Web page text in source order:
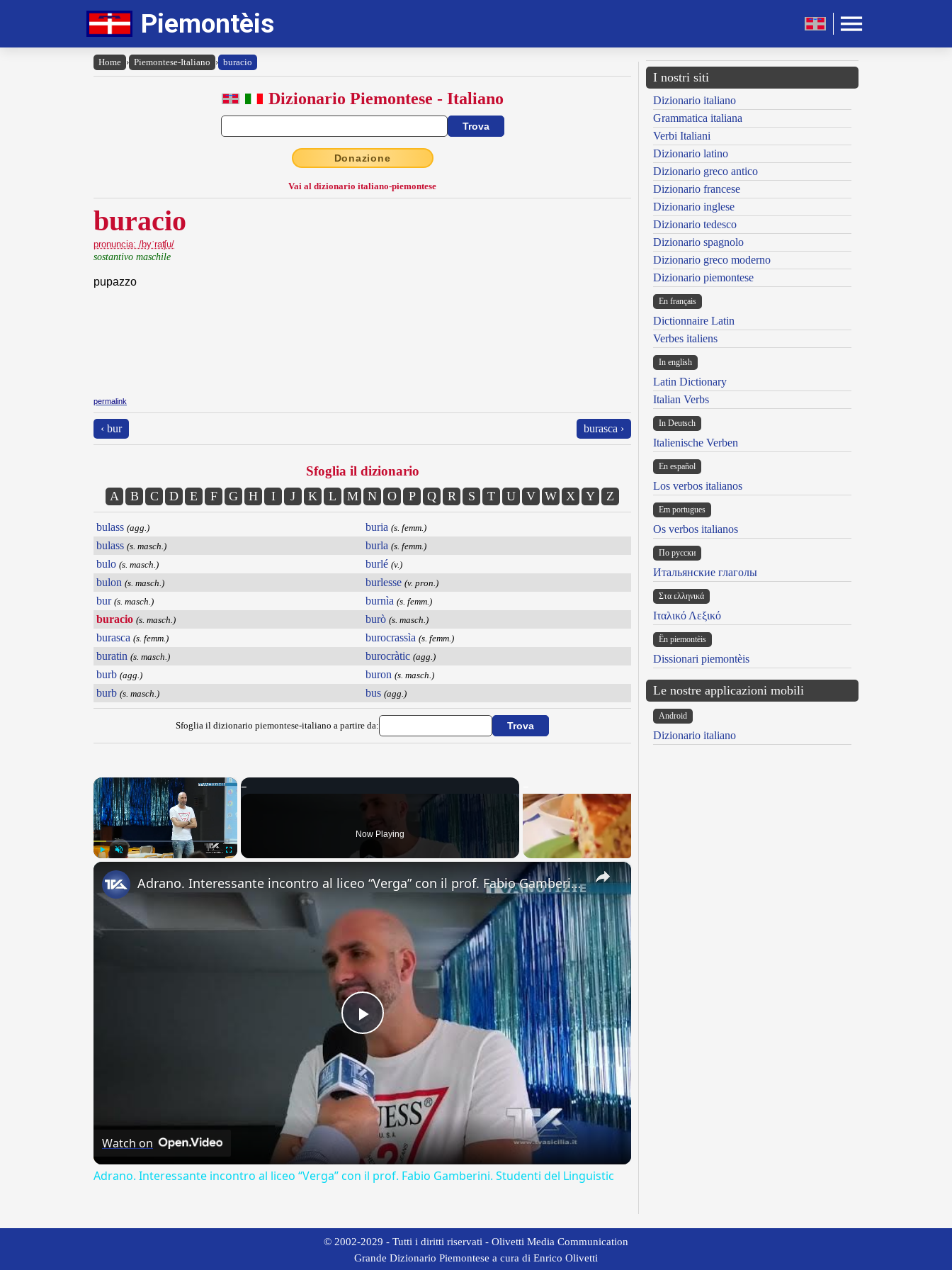
Piemontèis
Home › Piemontese-Italiano › buracio
Dizionario Piemontese - Italiano
Donazione
Vai al dizionario italiano-piemontese
buracio
pronuncia: /byˈraʧu/
sostantivo maschile
pupazzo
permalink
‹ bur burasca ›
Sfoglia il dizionario
A B C D E F G H I J K L M N O P Q R S T U V W X Y Z
bulass (agg.)
bulass (s. masch.)
bulo (s. masch.)
bulon (s. masch.)
bur (s. masch.)
buracio (s. masch.)
burasca (s. femm.)
buratin (s. masch.)
burb (agg.)
burb (s. masch.)
buria (s. femm.)
burla (s. femm.)
burlé (v.)
burlesse (v. pron.)
burnìa (s. femm.)
burò (s. masch.)
burocrassìa (s. femm.)
burocràtic (agg.)
buron (s. masch.)
bus (agg.)
Sfoglia il dizionario piemontese-italiano a partire da:
×
Now Playing
×
Play
Video
Adrano. Interessante incontro al liceo “Verga” con il prof. Fabio Gamberini. Studenti del Linguistic
Watch on
Adrano. Interessante incontro al liceo “Verga” con il prof. Fabio Gamberini. Studenti del Linguistic
I nostri siti
Dizionario italiano
Grammatica italiana
Verbi Italiani
Dizionario latino
Dizionario greco antico
Dizionario francese
Dizionario inglese
Dizionario tedesco
Dizionario spagnolo
Dizionario greco moderno
Dizionario piemontese
En français
Dictionnaire Latin
Verbes italiens
In english
Latin Dictionary
Italian Verbs
In Deutsch
Italienische Verben
En español
Los verbos italianos
Em portugues
Os verbos italianos
По русски
Итальянские глаголы
Στα ελληνικά
Ιταλικό Λεξικό
Ën piemontèis
Dissionari piemontèis
Le nostre applicazioni mobili
Android
Dizionario italiano
© 2002-2029 - Tutti i diritti riservati - Olivetti Media Communication
Grande Dizionario Piemontese a cura di Enrico Olivetti